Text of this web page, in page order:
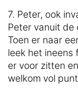
7. Peter, ook
Peter vanuit
Toen er naar
leek het ineens
er voor zitten
welkom vol